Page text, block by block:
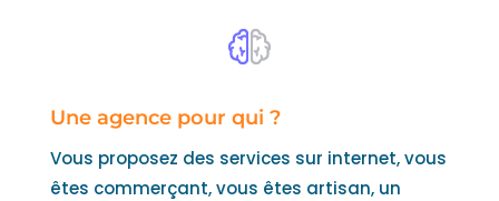
Une agence pour qui ?
Vous proposez des services sur internet, vous
êtes commerçant, vous êtes artisan, un